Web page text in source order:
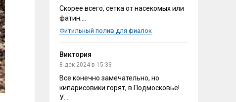
Скорее всего, сетка от насекомых или
фатин....
Фитильный полив для фиалок
Виктория
8 дек 2024 в 15:33
Все конечно замечательно, но
кипарисовики горят, в Подмосковье!
У...